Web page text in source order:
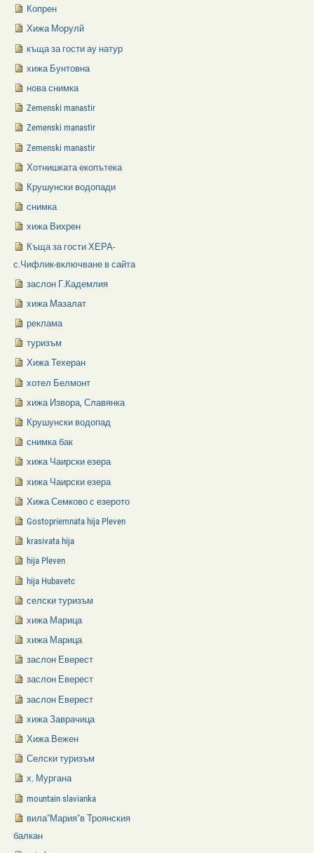
Копрен
Хижа Морулй
къща за гости ау натур
хижа Бунтовна
нова снимка
Zemenski manastir
Zemenski manastir
Zemenski manastir
Хотнишката екопътека
Крушунски водопади
снимка
хижа Вихрен
Къща за гости ХЕРА-
с.Чифлик-включване в сайта
заслон Г.Кадемлия
хижа Мазалат
реклама
туризъм
Хижа Техеран
хотел Белмонт
хижа Извора, Славянка
Крушунски водопад
снимка бак
хижа Чаирски езера
хижа Чаирски езера
Хижа Семково с езерото
Gostopriemnata hija Pleven
krasivata hija
hija Pleven
hija Hubavetc
селски туризъм
хижа Марица
хижа Марица
заслон Еверест
заслон Еверест
заслон Еверест
хижа Заврачица
Хижа Вежен
Селски туризъм
х. Мургана
mountain slavianka
вила"Мария"в Троянския
балкан